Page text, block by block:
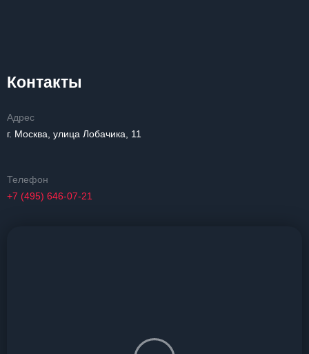
Контакты
Адрес
г. Москва, улица Лобачика, 11
Телефон
+7 (495) 646-07-21